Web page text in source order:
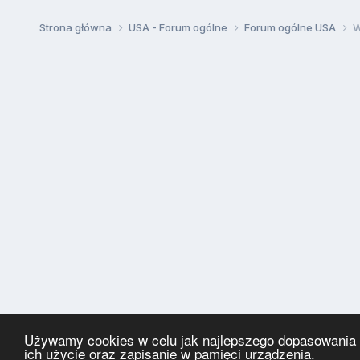
Używamy cookies w celu jak najlepszego
ich użycie oraz zapisanie w pamięci urządzenia.
Strona główna USA - Forum ogólne Forum ogólne USA